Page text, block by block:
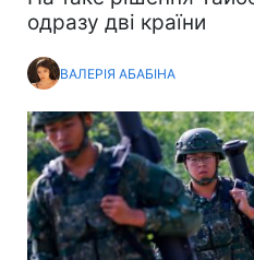
одразу дві країни
ВАЛЕРІЯ АБАБІНА